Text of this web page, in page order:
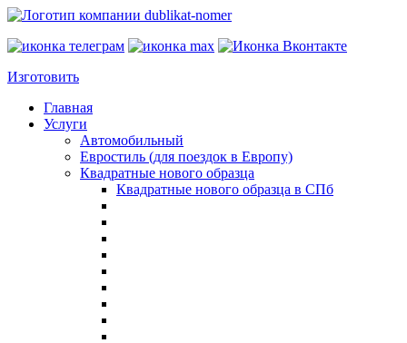
Изготовить
Главная
Услуги
Автомобильный
Евростиль (для поездок в Европу)
Квадратные нового образца
Квадратные нового образца в СПб